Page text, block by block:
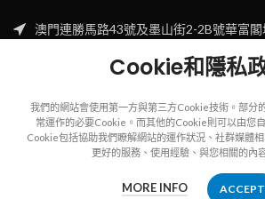
澳門連勝馬路43號及墨山街2-2B號華富
2023SOUTH CENTRE ELECTRIONCIS
Cookie和隱私
我們的網站會使用第一方與第三方Cookie技術。部分
常運作的必要Cookie。而其他的Cookie則可以由您
Cookie包括協助我們瞭解網站的運作狀況、社群媒體
更好的服務、使用經驗、與您相關的內
MORE INFO ACCEPT